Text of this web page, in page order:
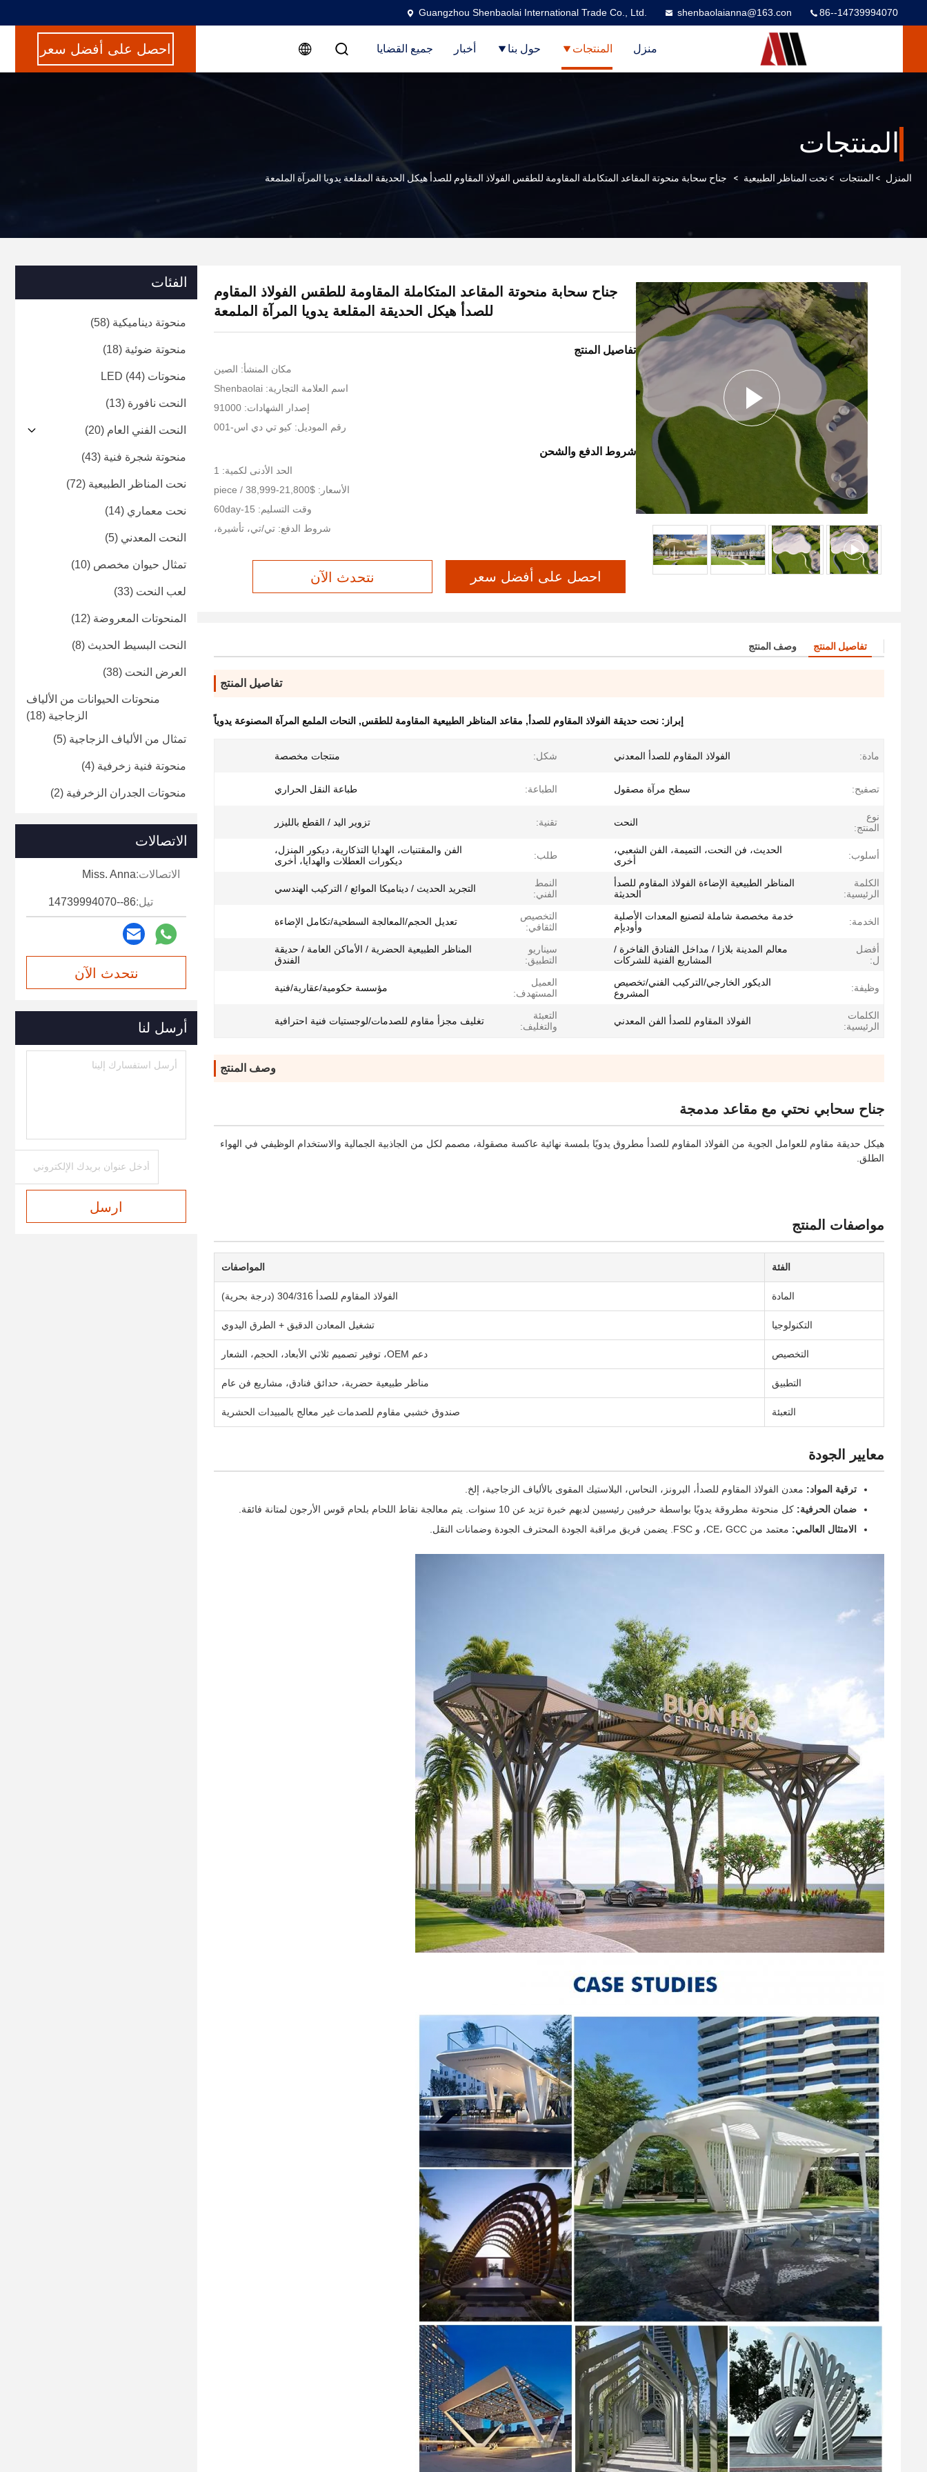
Guangzhou Shenbaolai International Trade Co., Ltd. shenbaolaianna@163.con 86--14739994070
منزل المنتجات حول بنا أخبار جميع القضايا احصل على أفضل سعر
المنتجات
المنزل > المنتجات > نحت المناظر الطبيعية > جناح سحابة منحوتة المقاعد المتكاملة المقاومة للطقس الفولاذ المقاوم للصدأ هيكل الحديقة المقلعة يدويا المرآة الملمعة
جناح سحابة منحوتة المقاعد المتكاملة المقاومة للطقس الفولاذ المقاوم
للصدأ هيكل الحديقة المقلعة يدويا المرآة الملمعة
تفاصيل المنتج
مكان المنشأ: الصين
اسم العلامة التجارية: Shenbaolai
إصدار الشهادات: 91000
رقم الموديل: كيو تي دي اس-001
شروط الدفع والشحن
الحد الأدنى لكمية: 1
الأسعار: $21,800-38,999 / piece
وقت التسليم: 15-60day
شروط الدفع: تي/تي، تأشيرة،
احصل على أفضل سعر نتحدث الآن
تفاصيل المنتج وصف المنتج
تفاصيل المنتج
إبراز: نحت حديقة الفولاذ المقاوم للصدأ , مقاعد المناظر الطبيعية المقاومة للطقس, النحات الملمع المرآة المصنوعة يدوياً
مادة: الفولاذ المقاوم للصدأ المعدني شكل: منتجات مخصصة
تصفيح: سطح مرآة مصقول الطباعة: طباعة النقل الحراري
نوع
المنتج:
النحت تقنية: تزوير اليد / القطع بالليزر
أسلوب:
الحديث، فن النحت، التميمة، الفن الشعبي،
أخرى
طلب:
الفن والمقتنيات، الهدايا التذكارية، ديكور المنزل،
ديكورات العطلات والهدايا، أخرى
الكلمة
الرئيسية:
المناظر الطبيعية الإضاءة الفولاذ المقاوم للصدأ
الحديثة
النمط
الفني:
التجريد الحديث / ديناميكا الموائع / التركيب الهندسي
الخدمة:
خدمة مخصصة شاملة لتصنيع المعدات الأصلية
وأوديإم
التخصيص
الثقافي:
تعديل الحجم/المعالجة السطحية/تكامل الإضاءة
أفضل
ل:
معالم المدينة بلازا / مداخل الفنادق الفاخرة /
المشاريع الفنية للشركات
سيناريو
التطبيق:
المناظر الطبيعية الحضرية / الأماكن العامة / حديقة
الفندق
وظيفة:
الديكور الخارجي/التركيب الفني/تخصيص
المشروع
العميل
المستهدف:
مؤسسة حكومية/عقارية/فنية
الكلمات
الرئيسية:
الفولاذ المقاوم للصدأ الفن المعدني
التعبئة
والتغليف:
تغليف مجزأ مقاوم للصدمات/لوجستيات فنية احترافية
وصف المنتج
جناح سحابي نحتي مع مقاعد مدمجة
هيكل حديقة مقاوم للعوامل الجوية من الفولاذ المقاوم للصدأ مطروق يدويًا بلمسة نهائية عاكسة مصقولة، مصمم لكل من الجاذبية الجمالية والاستخدام الوظيفي في الهواء
الطلق.
مواصفات المنتج
الفئة المواصفات
المادة الفولاذ المقاوم للصدأ 304/316 (درجة بحرية)
التكنولوجيا تشغيل المعادن الدقيق + الطرق اليدوي
التخصيص دعم OEM، توفير تصميم ثلاثي الأبعاد، الحجم، الشعار
التطبيق مناظر طبيعية حضرية، حدائق فنادق، مشاريع فن عام
التعبئة صندوق خشبي مقاوم للصدمات غير معالج بالمبيدات الحشرية
معايير الجودة
ترقية المواد: معدن الفولاذ المقاوم للصدأ، البرونز، النحاس، البلاستيك المقوى بالألياف الزجاجية، إلخ.
ضمان الحرفية: كل منحوتة مطروقة يدويًا بواسطة حرفيين رئيسيين لديهم خبرة تزيد عن 10 سنوات. يتم معالجة نقاط اللحام بلحام قوس الأرجون لمتانة فائقة.
الامتثال العالمي: معتمد من CE، GCC، و FSC. يضمن فريق مراقبة الجودة المحترف الجودة وضمانات النقل.
الفئات
منحوتة ديناميكية (58)
منحوتة ضوئية (18)
منحوتات LED (44)
النحت نافورة (13)
النحت الفني العام (20)
منحوتة شجرة فنية (43)
نحت المناظر الطبيعية (72)
نحت معماري (14)
النحت المعدني (5)
تمثال حيوان مخصص (10)
لعب النحت (33)
المنحوتات المعروضة (12)
النحت البسيط الحديث (8)
العرض النحت (38)
منحوتات الحيوانات من الألياف
الزجاجية (18)
تمثال من الألياف الزجاجية (5)
منحوتة فنية زخرفية (4)
منحوتات الجدران الزخرفية (2)
الاتصالات
الاتصالات:Miss. Anna
تيل:86--14739994070
نتحدث الآن
أرسل لنا
ارسل